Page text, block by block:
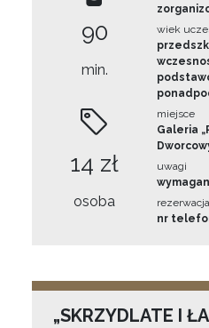
90
min.
14 zł
osoba
wiek
miejsce
Galeria
uwagi
rezerwacja
nr
„SKRZYDLATE I